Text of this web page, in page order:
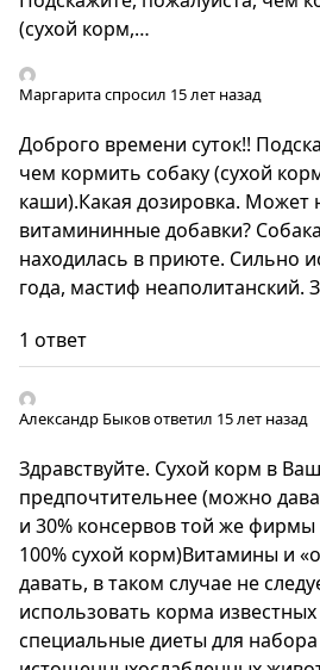
(сухой корм,…
Маргаритаспросил 15 лет назад
Доброго времени суток!!
чем кормить собаку (сухой
каши).Какая дозировка. Может
витамининные добавки?
находилась в приюте. Сильно
года, мастиф неаполитанский.
1 ответ
Александр Быковответил 15 лет назад
Здравствуйте. Сухой корм в
предпочтительнее (можно
и 30% консервов той же
100% сухой корм)Витамины и
давать, в таком случае не
использовать корма
специальные диеты для набора